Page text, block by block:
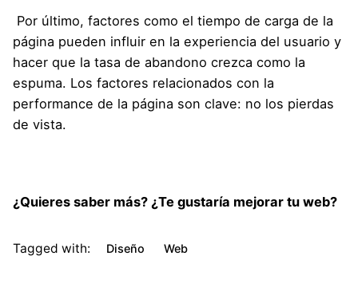
Por último, factores como el tiempo de carga de la
página pueden influir en la experiencia del usuario y
hacer que la tasa de abandono crezca como la
espuma. Los factores relacionados con la
performance de la página son clave: no los pierdas
de vista.
¿Quieres saber más? ¿Te gustaría mejorar tu web?
Tagged with: Diseño Web